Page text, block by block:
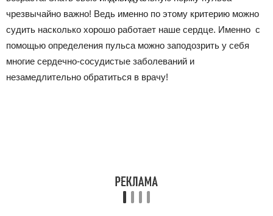
чрезвычайно важно! Ведь именно по этому критерию можно
судить насколько хорошо работает наше сердце. Именно с
помощью определения пульса можно заподозрить у себя
многие сердечно-сосудистые заболеваний и
незамедлительно обратиться в врачу!